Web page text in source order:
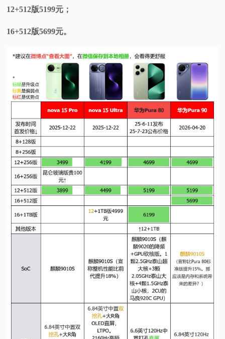
12+512版5199元；
16+512版5699元。